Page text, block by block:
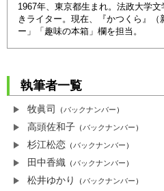
1967年、東京都生まれ。法政大学
きライター。現在、『かつくら』（
ー」「趣味の本箱」欄を担当。
執筆者一覧
牧眞司 （バックナンバー）
高頭佐和子 （バックナンバー）
杉江松恋 （バックナンバー）
田中香織 （バックナンバー）
松井ゆかり （バックナンバー）